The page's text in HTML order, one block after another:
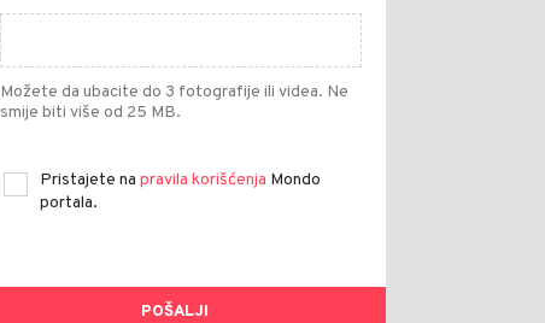
Možete da ubacite do 3 fotografije ili videa. Ne
smije biti više od 25 MB.
Pristajete na pravila korišćenja Mondo
portala.
POŠALJI